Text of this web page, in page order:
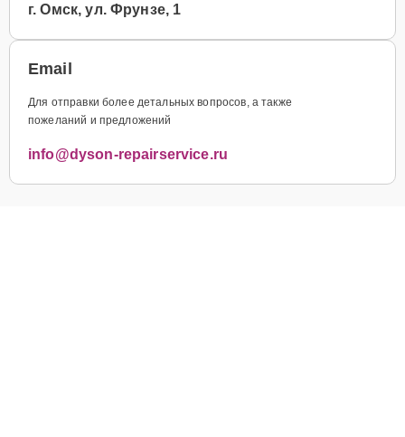
г. Омск, ул. Фрунзе, 1
Email
Для отправки более детальных вопросов, а также
пожеланий и предложений
info@dyson-repairservice.ru